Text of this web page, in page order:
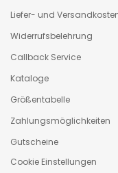
Liefer- und
Widerrufsbelehrung
Callback Service
Kataloge
Größentabelle
Zahlungsmöglichkeiten
Gutscheine
Cookie Einstellungen